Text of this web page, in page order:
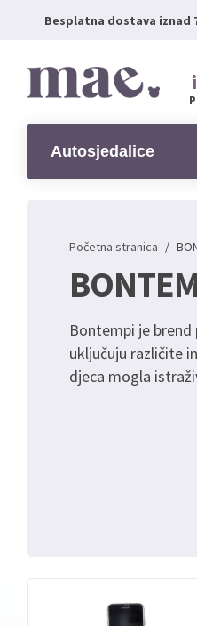
Besplatna dostava iznad
Autosjedalice
Početna stranica /
Bontempi je
uključuju različite
djeca mogla